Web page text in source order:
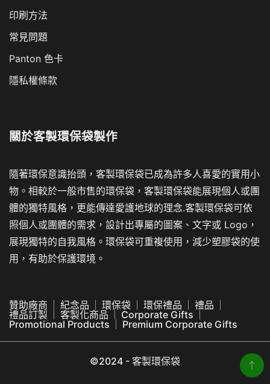
印刷方法
常見問題
Panton 色卡
隱私權條款
關於客製環保袋製作
隨著環保意識抬頭，客製環保袋已成為許多人喜愛的實用小
物。相較於一般市售的環保袋，客製環保袋能展現個人或團
體的獨特風格，更能傳達愛護地球的理念.客製環保袋可依
照個人或團體的需求，設計出專屬的圖案、文字或 Logo，
展現獨特的自我風格。環保袋可重複使用，減少塑膠袋的使
用，有助於保護環境。
贊助廠商 紀念品 環保袋 環保禮品
禮品
禮品訂製
客製化商品
Corporate Gifts
Promotional Products
Premium Corporate Gifts
©2024 - 客製環保袋